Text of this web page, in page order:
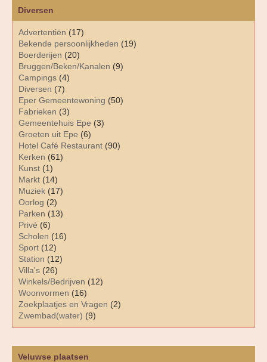
Diversen
Advertentiën (17)
Bekende persoonlijkheden (19)
Boerderijen (20)
Bruggen/Beken/Kanalen (9)
Campings (4)
Diversen (7)
Eper Gemeentewoning (50)
Fabrieken (3)
Gemeentehuis Epe (3)
Groeten uit Epe (6)
Hotel Café Restaurant (90)
Kerken (61)
Kunst (1)
Markt (14)
Muziek (17)
Oorlog (2)
Parken (13)
Privé (6)
Scholen (16)
Sport (12)
Station (12)
Villa's (26)
Winkels/Bedrijven (12)
Woonvormen (16)
Zoekplaatjes en Vragen (2)
Zwembad(water) (9)
Veluwse plaatsen